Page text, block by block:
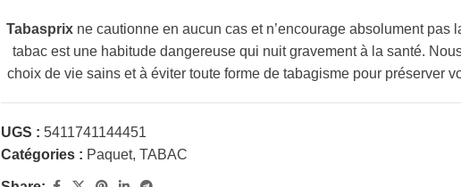
Tabasprix ne cautionne en aucun cas et n’encourage absolument pas
tabac est une habitude dangereuse qui nuit gravement à la santé.
choix de vie sains et à éviter toute forme de tabagisme pour préserver
UGS :5411741144451
Catégories : Paquet, TABAC